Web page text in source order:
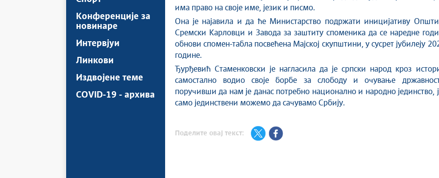
Конференције за
новинаре
Интервјуи
Линкови
Издвојене теме
COVID-19 - архива
има право на своје име, језик и писмо.
Она је најавила и да ће Министарство подржати иницијативу
Сремски Карловци и Завода за заштиту споменика да се наредне
обнови спомен-табла посвећена Мајској скупштини, у сусрет јубилеју
године.
Ђурђевић Стаменковски је нагласила да је српски народ кроз
самостално водио своје борбе за слободу и очување
поручивши да нам је данас потребно национално и народно јединство,
само јединствени можемо да сачувамо Србију.
Поделите овај текст: